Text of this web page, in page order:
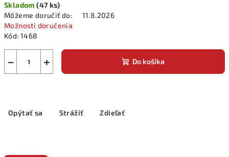
cena:
Skladom(47 ks)
Môžeme doručiť do:
11.8.2026
Možnosti doručenia
Kód: 1468
+
− Do košíka
Opýtať sa Strážiť Zdieľať